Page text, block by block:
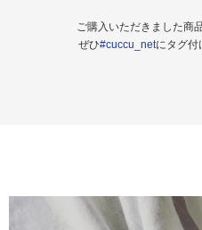
ご購入いただきました商
ぜひ#cuccu_netにタグ付